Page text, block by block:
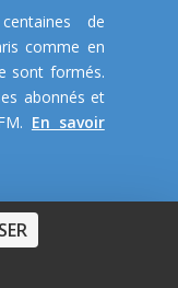
de
comme en
sont formés.
abonnés et
En savoir